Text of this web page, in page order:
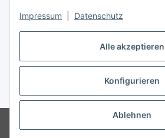
Alle akzeptieren
Konfigurieren
Ablehnen
Impressum Datenschutz
Vertrag widerrufen
* Alle Preise inkl. gesetzlicher USt., ** siehe
Versand
Onlineshop für Endkunden und